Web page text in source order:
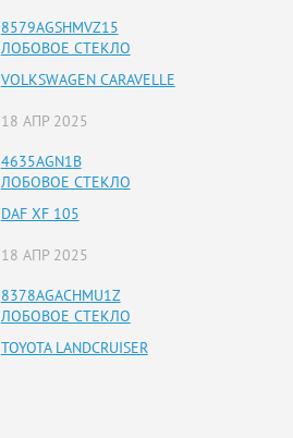
8579AGSHMVZ15
ЛОБОВОЕ СТЕКЛО
VOLKSWAGEN CARAVELLE
18 АПР 2025
4635AGN1B
ЛОБОВОЕ СТЕКЛО
DAF XF 105
18 АПР 2025
8378AGACHMU1Z
ЛОБОВОЕ СТЕКЛО
TOYOTA LANDCRUISER